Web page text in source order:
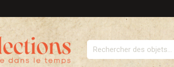
Rechercher